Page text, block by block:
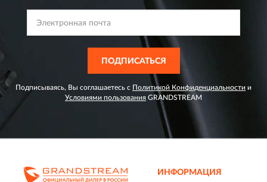
ПОДПИСАТЬСЯ
Подписываясь, Вы соглашаетесь с Политикой Конфиденциальности и
Условиями пользования GRANDSTREAM
ИНФОРМАЦИЯ